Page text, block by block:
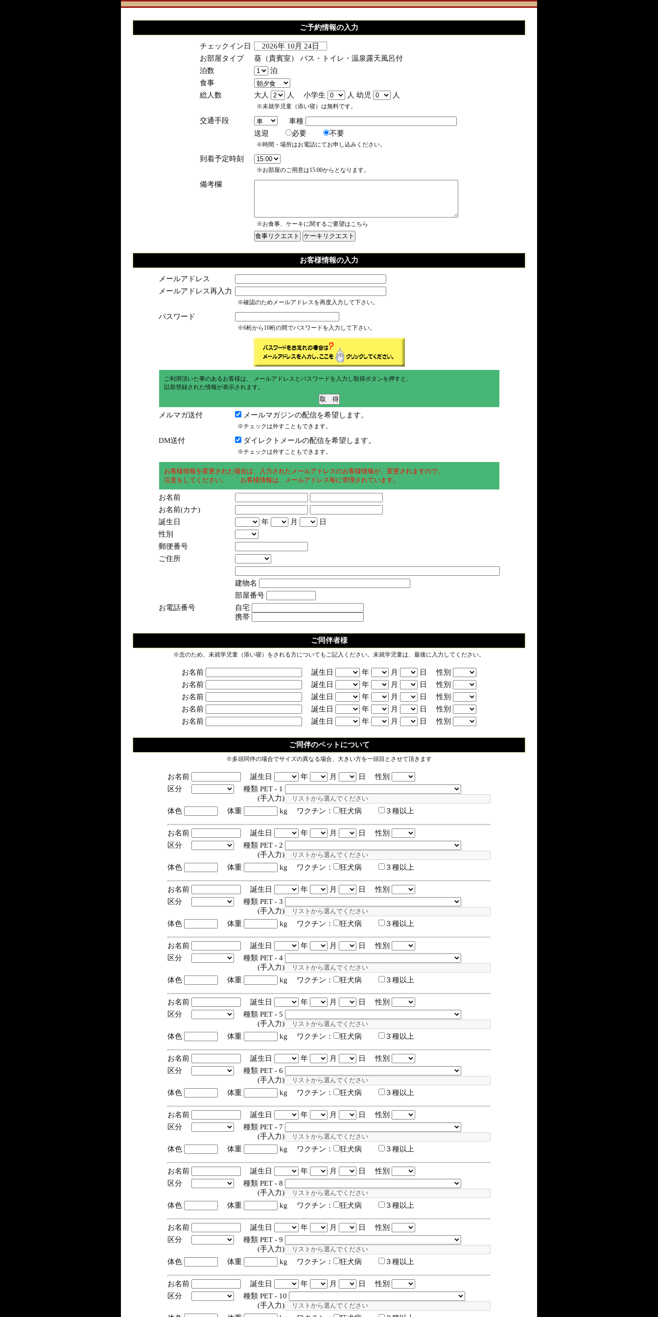
ご予約情報の入力
チェックイン日
2026年 10月 24日
お部屋タイプ
葵（貴賓室） バス・トイレ・温泉露天風呂付
泊数
泊
食事
総人数
大人 人 小学生 人 幼児 人
※未就学児童（添い寝）は無料です。
交通手段
車種
送迎
必要 不要
※時間・場所はお電話にてお申し込みください。
到着予定時刻
※お部屋のご用意は15:00からとなります。
備考欄
※お食事、ケーキに関するご要望はこちら
お客様情報の入力
メールアドレス
メールアドレス再入力
※確認のためメールアドレスを再度入力して下さい。
パスワード
※6桁から10桁の間でパスワードを入力して下さい。
ご利用頂いた事のあるお客様は、 メールアドレスとパスワードを入力し取得ボタンを押すと、
以前登録された情報が表示されます。
メルマガ送付 メールマガジンの配信を希望します。
※チェックは外すこともできます。
DM送付 ダイレクトメールの配信を希望します。
※チェックは外すこともできます。
お客様情報を変更された場合は、入力されたメールアドレスのお客様情報が、変更されますので、
注意をしてください。 お客様情報は、メールアドレス毎に管理されています。
お名前
お名前(カナ)
誕生日
年 月
日
性別
郵便番号
ご住所
建物名
部屋番号
お電話番号
自宅
携帯
ご同伴者様
※念のため、未就学児童（添い寝）をされる方についてもご記入ください。未就学児童は、最後に入力してください。
お名前 誕生日 年 月
日 性別
お名前
誕生日 年 月
日 性別
お名前
誕生日 年 月
日 性別
お名前
誕生日 年 月
日 性別
お名前
誕生日 年 月 日 性別
ご同伴のペットについて
※多頭同伴の場合でサイズの異なる場合、大きい方を一頭目とさせて頂きます
お名前 誕生日 年 月
日 性別
区分
種類 PET - 1
(手入力)
体色
体重 kg ワクチン： 狂犬病 ３種以上
お名前 誕生日 年 月
日 性別
区分
種類 PET - 2
(手入力)
体色
体重 kg ワクチン： 狂犬病 ３種以上
お名前 誕生日 年 月
日 性別
区分
種類 PET - 3
(手入力)
体色
体重 kg ワクチン： 狂犬病 ３種以上
お名前 誕生日 年 月
日 性別
区分
種類 PET - 4
(手入力)
体色
体重 kg ワクチン： 狂犬病 ３種以上
お名前 誕生日 年 月
日 性別
区分
種類 PET - 5
(手入力)
体色
体重 kg ワクチン： 狂犬病 ３種以上
お名前 誕生日 年 月
日 性別
区分
種類 PET - 6
(手入力)
体色
体重 kg ワクチン： 狂犬病 ３種以上
お名前 誕生日 年 月
日 性別
区分
種類 PET - 7
(手入力)
体色
体重 kg ワクチン： 狂犬病 ３種以上
お名前 誕生日 年 月
日 性別
区分
種類 PET - 8
(手入力)
体色
体重 kg ワクチン： 狂犬病 ３種以上
お名前 誕生日 年 月
日 性別
区分
種類 PET - 9
(手入力)
体色
体重 kg ワクチン： 狂犬病 ３種以上
お名前 誕生日 年 月
日 性別
区分
種類 PET - 10
(手入力)